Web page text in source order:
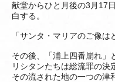
献堂からひと月後の3月17
白する。
「サンタ・マリアのご像は
その後、「浦上四番崩れ」
リシタンたちは総流罪の決
その流された地の一つの津